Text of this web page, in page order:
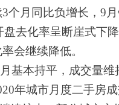
个月同比负增长，9
去化率呈断崖式下
会继续降低。
基本持平，成交量维
年城市月度二手房